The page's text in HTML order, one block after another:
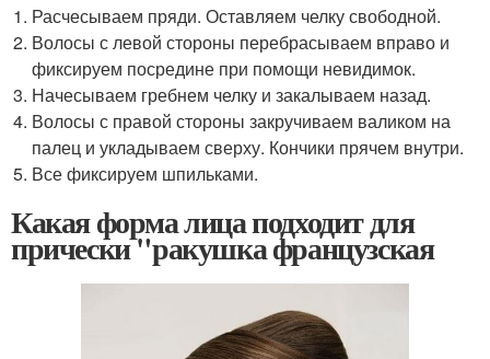
Расчесываем пряди. Оставляем челку свободной.
Волосы с левой стороны перебрасываем вправо и
фиксируем посредине при помощи невидимок.
Начесываем гребнем челку и закалываем назад.
Волосы с правой стороны закручиваем валиком на
палец и укладываем сверху. Кончики прячем внутри.
Все фиксируем шпильками.
Какая форма лица подходит для
прически "ракушка французская